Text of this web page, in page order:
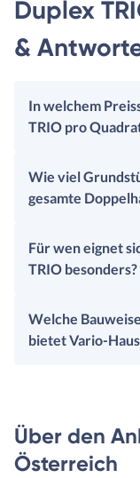
Duplex
&
In welchem
TRIO pro
Wie viel
gesamte
Für wen eignet
TRIO besonders?
Welche
bietet Vario-
Über den
Österreich